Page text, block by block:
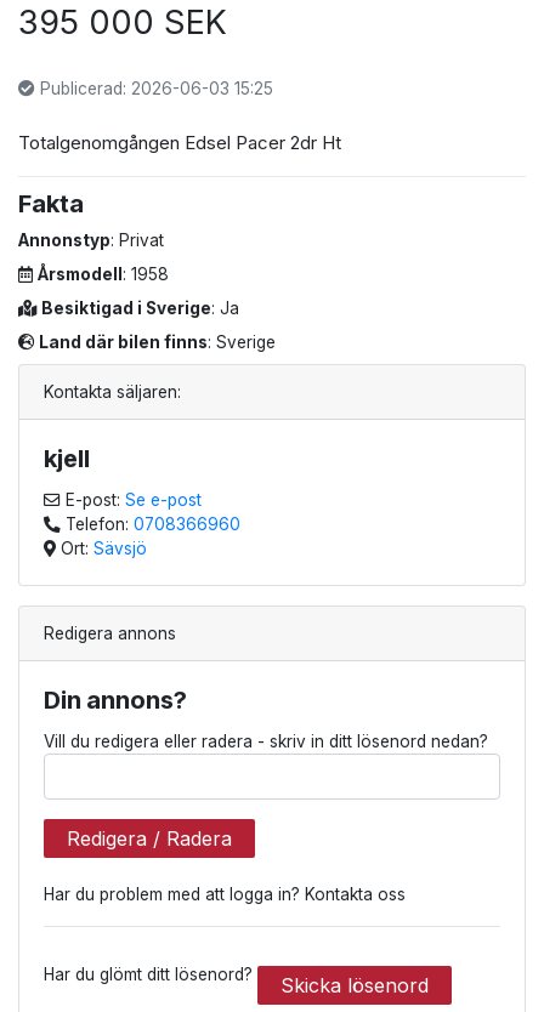
Kontakta säljaren:
kjell
E-post: Se e-post
Telefon: 0708366960
Ort: Sävsjö
Redigera annons
Din annons?
Vill du redigera eller radera - skriv in ditt lösenord nedan?
Redigera / Radera
Har du problem med att logga in? Kontakta oss
Har du glömt ditt lösenord? Skicka lösenord
395 000 SEK
Publicerad: 2026-06-03 15:25
Totalgenomgången Edsel Pacer 2dr Ht
Fakta
Annonstyp: Privat
Årsmodell: 1958
Besiktigad i Sverige: Ja
Land där bilen finns: Sverige